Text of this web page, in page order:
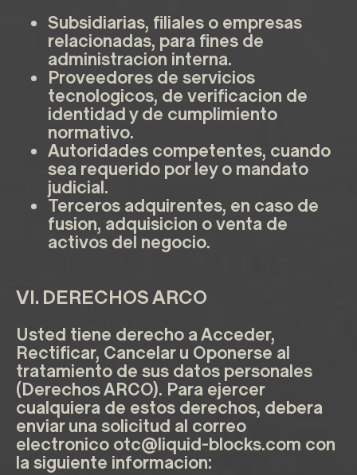
Subsidiarias, filiales o empresas
relacionadas, para fines de
administracion interna.
Proveedores de servicios
tecnologicos, de verificacion de
identidad y de cumplimiento
normativo.
Autoridades competentes, cuando
sea requerido por ley o mandato
judicial.
Terceros adquirentes, en caso de
fusion, adquisicion o venta de
activos del negocio.
VI. DERECHOS ARCO
Usted tiene derecho a Acceder,
Rectificar, Cancelar u Oponerse al
tratamiento de sus datos personales
(Derechos ARCO). Para ejercer
cualquiera de estos derechos, debera
enviar una solicitud al correo
electronico otc@liquid-blocks.com con
la siguiente informacion: